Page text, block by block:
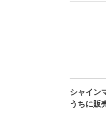
シャイン
うちに販